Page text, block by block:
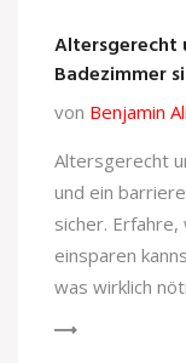
Altersgerecht
Badezimmer
von Benjamin
Altersgerecht
und ein
sicher.
einsparen
was wirklich